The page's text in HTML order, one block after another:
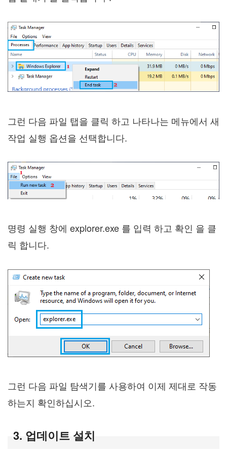
그런 다음 파일 탭을 클릭 하고 나타나는 메뉴에서 새
작업 실행 옵션을 선택합니다.
명령 실행 창에 explorer.exe 를 입력 하고 확인 을 클
릭 합니다.
그런 다음 파일 탐색기를 사용하여 이제 제대로 작동
하는지 확인하십시오.
3. 업데이트 설치